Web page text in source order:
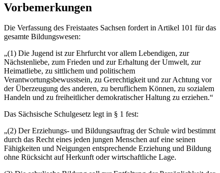
Vorbemerkungen
Die Verfassung des Freistaates Sachsen fordert in Artikel 101 für das
gesamte Bildungswesen:
„(1) Die Jugend ist zur Ehrfurcht vor allem Lebendigen, zur
Nächstenliebe, zum Frieden und zur Erhaltung der Umwelt, zur
Heimatliebe, zu sittlichem und politischem
Verantwortungsbewusstsein, zu Gerechtigkeit und zur Achtung vor
der Überzeugung des anderen, zu beruflichem Können, zu sozialem
Handeln und zu freiheitlicher demokratischer Haltung zu erziehen.“
Das Sächsische Schulgesetz legt in § 1 fest:
„(2) Der Erziehungs- und Bildungsauftrag der Schule wird bestimmt
durch das Recht eines jeden jungen Menschen auf eine seinen
Fähigkeiten und Neigungen entsprechende Erziehung und Bildung
ohne Rücksicht auf Herkunft oder wirtschaftliche Lage.